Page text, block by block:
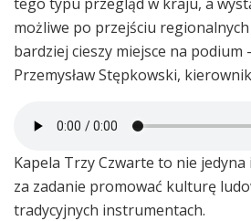
możliwe po przejściu
bardziej cieszy miejsce na podium
Przemysław Stępkowski,
Kapela Trzy Czwarte to nie
za zadanie promować kulturę
tradycyjnych instrumentach.